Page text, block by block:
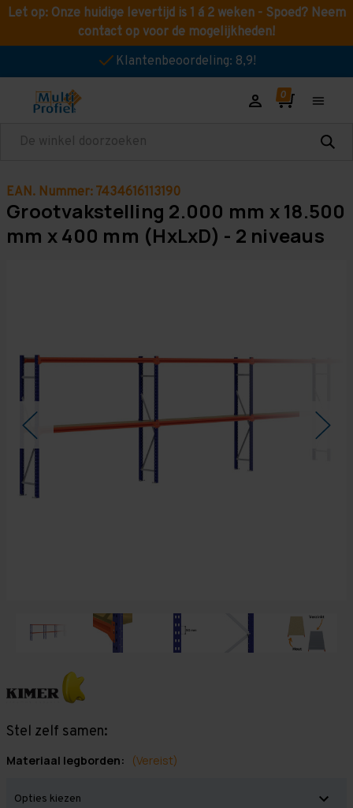
Let op: Onze huidige levertijd is 1 á 2 weken - Spoed? Neem
contact op voor de mogelijkheden!
Klantenbeoordeling: 8,9!
Zoeken
EAN. Nummer: 7434616113190
Grootvakstelling 2.000 mm x 18.500
mm x 400 mm (HxLxD) - 2 niveaus
Stel zelf samen:
Materiaal legborden: (Vereist)